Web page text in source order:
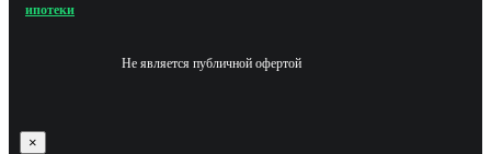
ипотеки
Не является публичной офертой
×